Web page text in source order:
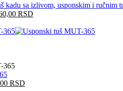
kadu sa izlivom, usponskim i ručnim
RSD
RSD